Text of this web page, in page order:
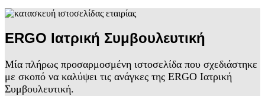
ERGO Ιατρική Συμβουλευτική
Μία πλήρως προσαρμοσμένη ιστοσελίδα που σχεδιάστηκε
με σκοπό να καλύψει τις ανάγκες της ERGO Ιατρική
Συμβουλευτική.